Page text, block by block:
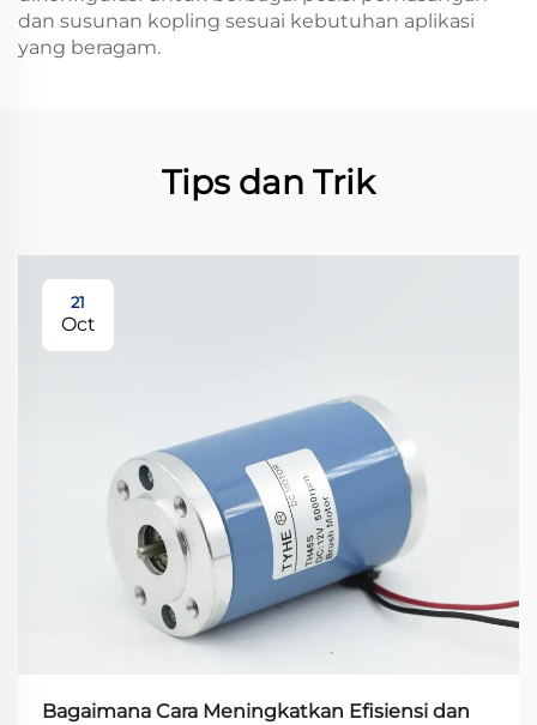
dan susunan kopling sesuai kebutuhan aplikasi
yang beragam.
Tips dan Trik
21
Oct
Bagaimana Cara Meningkatkan Efisiensi dan